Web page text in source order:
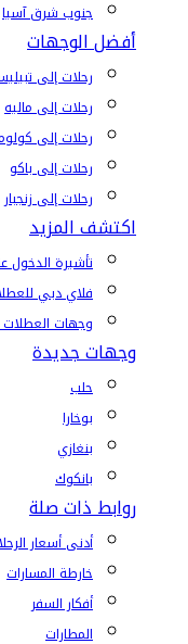
جنوب شرق آسيا
أفضل الوجهات
رحلات إلى
رحلات إلى ماليه
رحلات إلى
رحلات إلى باكو
رحلات إلى زنجبار
اكتشف المزيد
تأشيرة الدخول
فلاي دبي
وجهات العطلات
وجهات جديدة
حلب
بوخارا
بنغازي
بانكوك
روابط ذات صلة
أدنى أسعار
خارطة المسارات
أفكار السفر
المطارات